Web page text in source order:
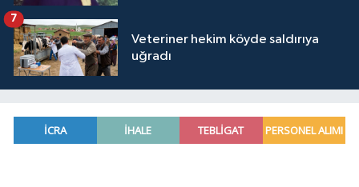
Veteriner hekim köyde saldırıya
uğradı
7